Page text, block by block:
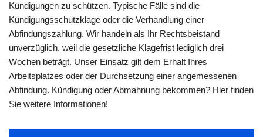
Kündigungen zu schützen. Typische Fälle sind die
Kündigungsschutzklage oder die Verhandlung einer
Abfindungszahlung. Wir handeln als Ihr Rechtsbeistand
unverzüglich, weil die gesetzliche Klagefrist lediglich drei
Wochen beträgt. Unser Einsatz gilt dem Erhalt Ihres
Arbeitsplatzes oder der Durchsetzung einer angemessenen
Abfindung. Kündigung oder Abmahnung bekommen? Hier finden
Sie weitere Informationen!